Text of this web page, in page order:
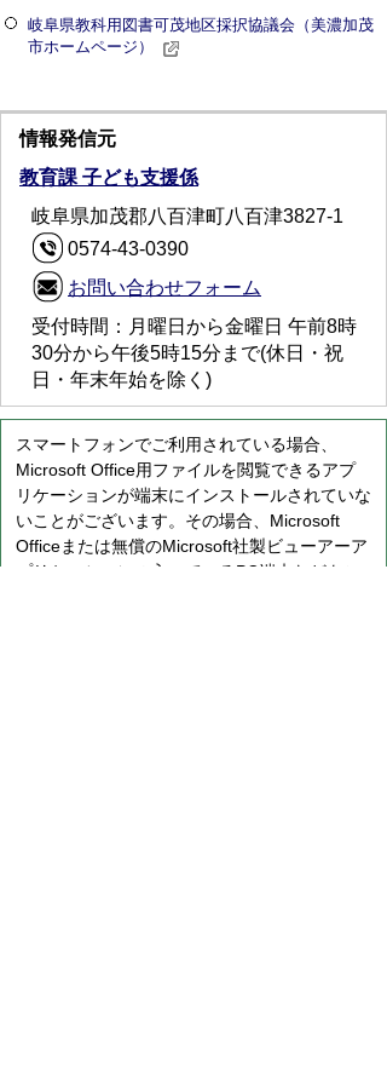
岐阜県教科用図書可茂地区採択協議会（美濃加茂
市ホームページ）
情報発信元
教育課 子ども支援係
岐阜県加茂郡八百津町八百津3827-1
0574-43-0390
お問い合わせフォーム
受付時間：月曜日から金曜日 午前8時
30分から午後5時15分まで(休日・祝
日・年末年始を除く)
スマートフォンでご利用されている場合、
Microsoft Office用ファイルを閲覧できるアプ
リケーションが端末にインストールされていな
いことがございます。その場合、Microsoft
Officeまたは無償のMicrosoft社製ビューアーア
プリケーションの入っているPC端末などをご